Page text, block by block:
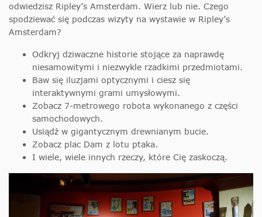
odwiedzisz Ripley’s Amsterdam. Wierz lub nie. Czego
spodziewać się podczas wizyty na wystawie w Ripley’s
Amsterdam?
Odkryj dziwaczne historie stojące za naprawdę
niesamowitymi i niezwykle rzadkimi przedmiotami.
Baw się iluzjami optycznymi i ciesz się
interaktywnymi grami umysłowymi.
Zobacz 7-metrowego robota wykonanego z części
samochodowych.
Usiądź w gigantycznym drewnianym bucie.
Zobacz plac Dam z lotu ptaka.
I wiele, wiele innych rzeczy, które Cię zaskoczą.